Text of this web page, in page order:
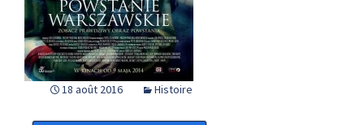
18 août 2016 Histoire